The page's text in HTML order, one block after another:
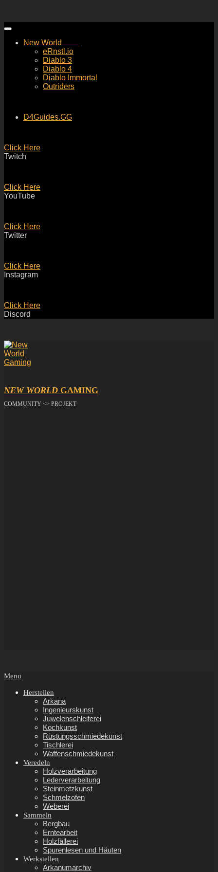
Skip
contentNew World
eRnstl.io
Diablo 3
Diablo 4
Diablo Immortal
Outriders
D4Guides.GG
Click Here
Twitch
Click Here
YouTube
Click Here
Twitter
Click Here
Instagram
Click Here
Discord
NEW WORLD GAMING
COMMUNITY <> PROJEKT
Secondary
Menu
Menu
Herstellen
Arkana
Ingenieurskunst
Juwelenschleiferei
Kochkunst
Rüstungsschmiedekunst
Tischlerei
Waffenschmiedekunst
Veredeln
Holzverarbeitung
Lederverarbeitung
Steinmetzkunst
Schmelzofen
Weberei
Sammeln
Bergbau
Erntearbeit
Holzfällerei
Spurenlesen und Häuten
Werkstellen
Arkanumarchiv